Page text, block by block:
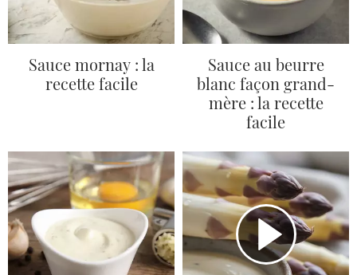
Sauce mornay : la
recette facile
Sauce au beurre
blanc façon grand-
mère : la recette
facile